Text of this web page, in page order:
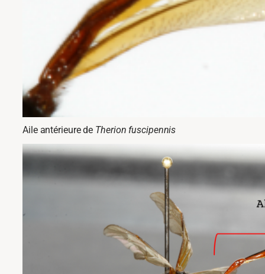
Aile antérieure de Therion fuscipennis